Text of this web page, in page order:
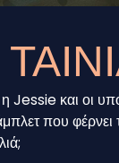
και οι
που φέρνει